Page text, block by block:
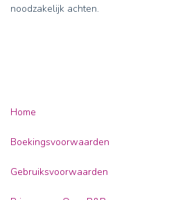
noodzakelijk achten.
Home
Boekingsvoorwaarden
Gebruiksvoorwaarden